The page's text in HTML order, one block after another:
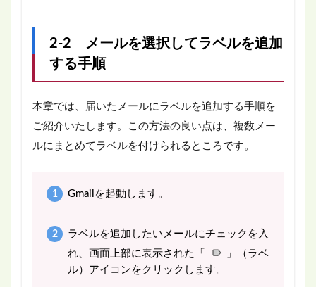
2-2 メールを選択してラベルを追加
する手順
本章では、届いたメールにラベルを追加する手順を
ご紹介いたします。この方法の良い点は、複数メー
ルにまとめてラベルを付けられるところです。
Gmailを起動します。
ラベルを追加したいメールにチェックを入
れ、画面上部に表示された「
」（ラベ
ル）アイコンをクリックします。